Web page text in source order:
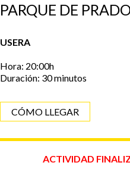
PARQUE DE
USERA
Hora: 20:00h
Duración: 30 minutos
CÓMO LLEGAR
ACTIVIDAD